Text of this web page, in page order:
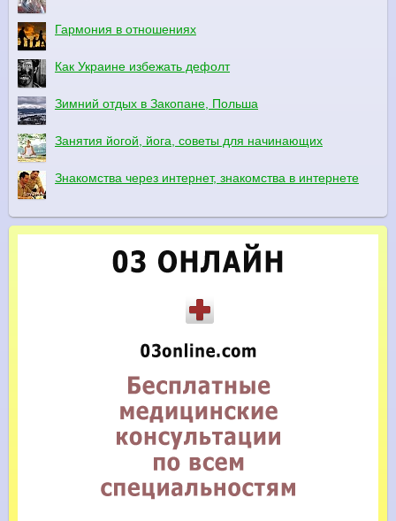
Гармония в отношениях
Как Украине избежать дефолт
Зимний отдых в Закопане, Польша
Занятия йогой, йога, советы для начинающих
Знакомства через интернет, знакомства в интернете